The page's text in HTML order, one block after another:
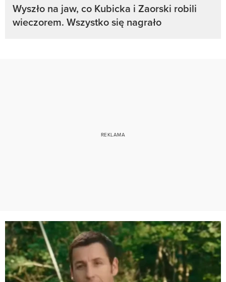
Wyszło na jaw, co Kubicka i Zaorski robili
wieczorem. Wszystko się nagrało